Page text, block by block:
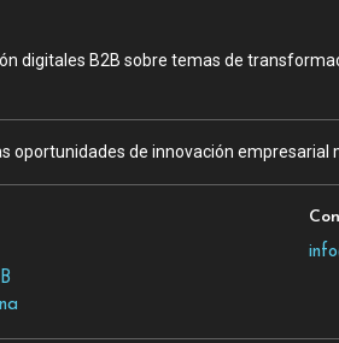
digitales B2B sobre temas de
de innovación empresarial